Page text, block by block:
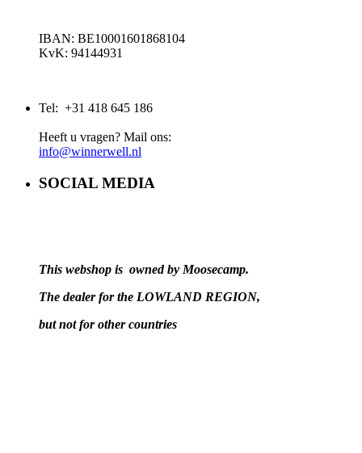
IBAN: BE10001601868104
KvK: 94144931
Tel: +31 418 645 186
Heeft u vragen? Mail ons:
info@winnerwell.nl
SOCIAL MEDIA
This webshop is owned by Moosecamp.
The dealer for the LOWLAND REGION,
but not for other countries